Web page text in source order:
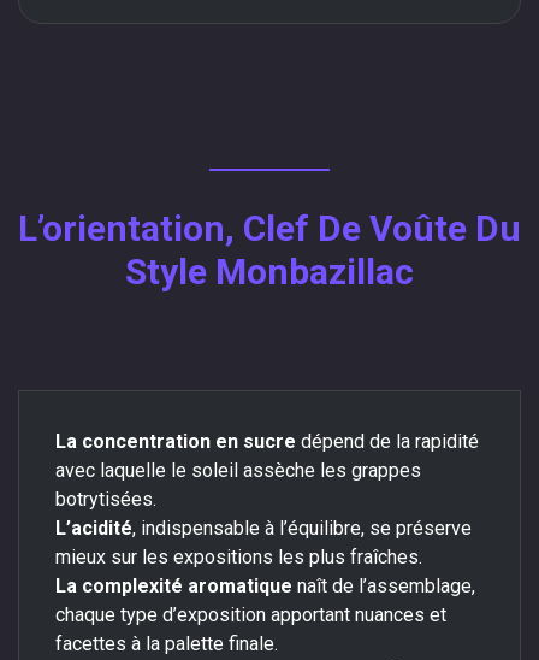
L’orientation, Clef De Voûte Du
Style Monbazillac
La concentration en sucre dépend de la rapidité
avec laquelle le soleil assèche les grappes
botrytisées.
L’acidité, indispensable à l’équilibre, se préserve
mieux sur les expositions les plus fraîches.
La complexité aromatique naît de l’assemblage,
chaque type d’exposition apportant nuances et
facettes à la palette finale.